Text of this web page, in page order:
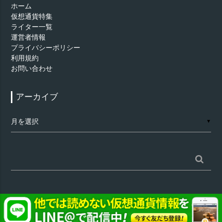
ホーム
仮想通貨特集
ライター一覧
運営者情報
プライバシーポリシー
利用規約
お問い合わせ
アーカイブ
ー
▼
索:
©仮想通貨 - AppTimes